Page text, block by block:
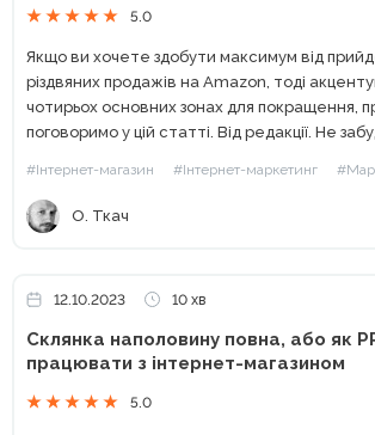
5.0
Якщо ви хочете здобути максимум від
різдвяних продажів на Amazon, тоді
чотирьох основних зонах для покращення,
поговоримо у цій статті. Від редакції. Не забудьте
різдвяних...
#Інтернет-магазин #Інтернет-маркетинг
О. Ткач
12.10.2023 10 хв
Склянка наполовину повна, або як
працювати з інтернет-магазином
5.0